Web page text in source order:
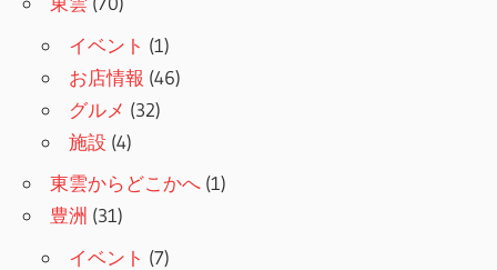
イベント (1)
お店情報 (46)
グルメ (32)
施設 (4)
東雲からどこかへ (1)
豊洲 (31)
イベント (7)